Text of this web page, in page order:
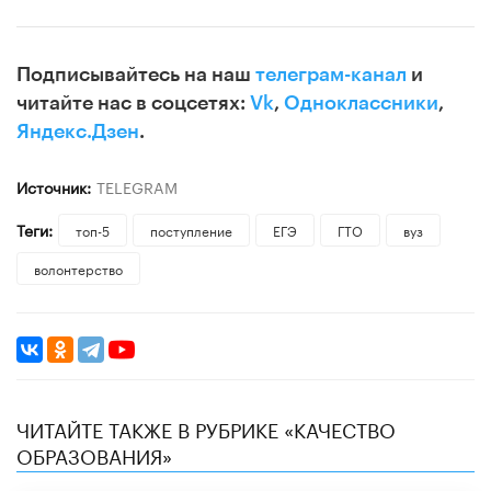
Подписывайтесь на наш телеграм-канал и
читайте нас в соцсетях: Vk, Одноклассники,
Яндекс.Дзен.
Источник: TELEGRAM
Теги:
топ-5 поступление ЕГЭ ГТО
вуз
волонтерство
ЧИТАЙТЕ ТАКЖЕ В РУБРИКЕ «КАЧЕСТВО
ОБРАЗОВАНИЯ»